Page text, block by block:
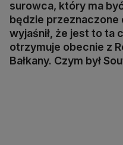
surowca, który ma
będzie przeznaczone
wyjaśnił, że jest to ta
otrzymuje obecnie z
Bałkany. Czym był